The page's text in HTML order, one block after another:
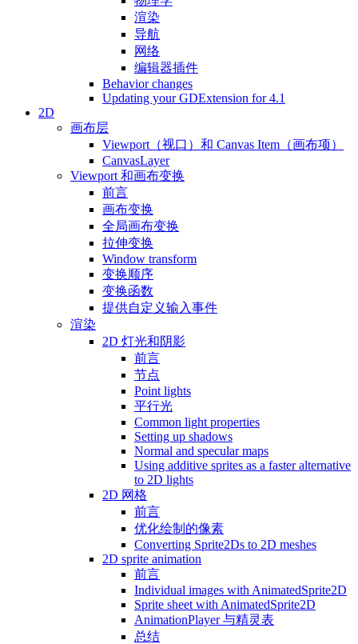
渲染
导航
网络
编辑器插件
Behavior changes
Updating your GDExtension for 4.1
2D
画布层
Viewport（视口）和 Canvas Item（画布项）
CanvasLayer
Viewport 和画布变换
前言
画布变换
全局画布变换
拉伸变换
Window transform
变换顺序
变换函数
提供自定义输入事件
渲染
2D 灯光和阴影
前言
节点
Point lights
平行光
Common light properties
Setting up shadows
Normal and specular maps
Using additive sprites as a faster alternative
to 2D lights
2D 网格
前言
优化绘制的像素
Converting Sprite2Ds to 2D meshes
2D sprite animation
前言
Individual images with AnimatedSprite2D
Sprite sheet with AnimatedSprite2D
AnimationPlayer 与精灵表
总结